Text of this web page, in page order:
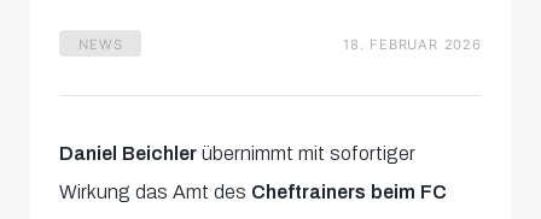
NEWS 18. FEBRUAR 2026
Daniel Beichler übernimmt mit sofortiger
Wirkung das Amt des Cheftrainers beim FC